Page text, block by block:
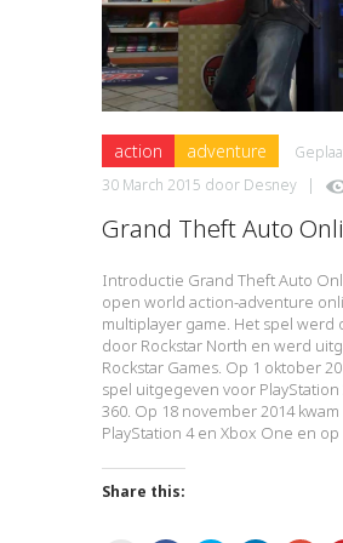
action adventure
30 March 2015 door Desney
Grand Theft Auto
Introductie Grand Theft Auto
open world action-adventure
multiplayer game. Het spel werd
door Rockstar North en werd
Rockstar Games. Op 1 oktober
spel uitgegeven voor PlayStation
360. Op 18 november 2014
PlayStation 4 en Xbox One en op
Share this: